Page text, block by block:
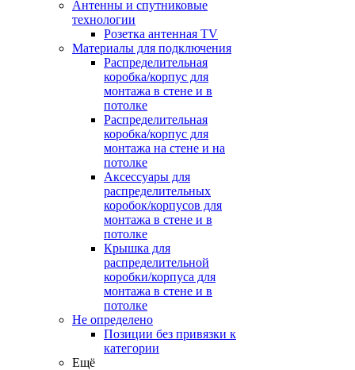
Антенны и спутниковые
технологии
Розетка антенная TV
Материалы для подключения
Распределительная
коробка/корпус для
монтажа в стене и в
потолке
Распределительная
коробка/корпус для
монтажа на стене и на
потолке
Аксессуары для
распределительных
коробок/корпусов для
монтажа в стене и в
потолке
Крышка для
распределительной
коробки/корпуса для
монтажа в стене и в
потолке
Не определено
Позиции без привязки к
категории
Ещё